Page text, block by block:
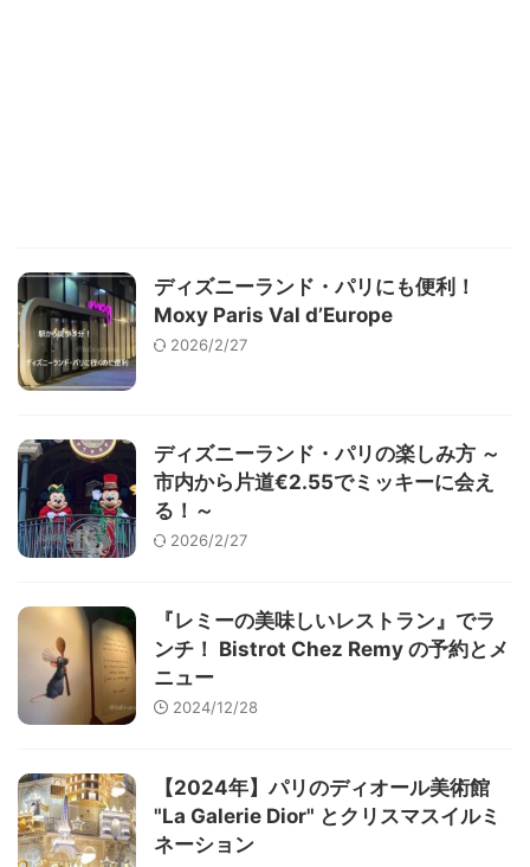
ディズニーランド・パリにも便利！
Moxy Paris Val d’Europe
2026/2/27
ディズニーランド・パリの楽しみ方 ～
市内から片道€2.55でミッキーに会え
る！～
2026/2/27
『レミーの美味しいレストラン』でラ
ンチ！ Bistrot Chez Remy の予約とメ
ニュー
2024/12/28
【2024年】パリのディオール美術館
"La Galerie Dior" とクリスマスイルミ
ネーション